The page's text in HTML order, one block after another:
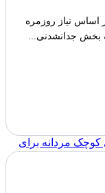
اساس نیاز روزمره
بخش جدانشدنی...